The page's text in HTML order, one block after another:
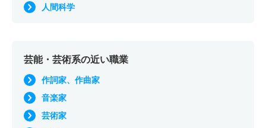
人間科学
芸能・芸術系の近い職業
作詞家、作曲家
音楽家
芸術家